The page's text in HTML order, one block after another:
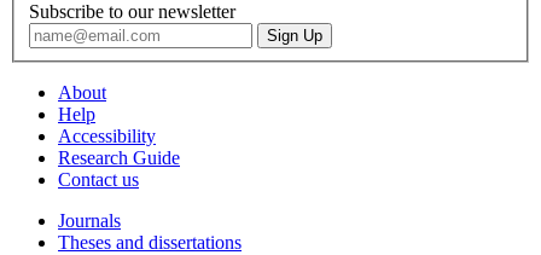
Subscribe to our newsletter
About
Help
Accessibility
Research Guide
Contact us
Journals
Theses and dissertations